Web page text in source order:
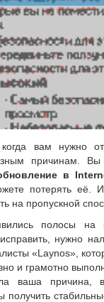
вам нужно
причинам. Вы
в
потерять её.
на пропускной
полосы на
нужно
«Laynos»,
и грамотно
ваша причина,
получить